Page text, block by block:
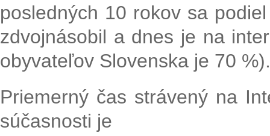
posledných 10 rokov sa
zdvojnásobil a dnes je na
obyvateľov Slovenska je 70 %).
Priemerný čas strávený na
súčasnosti je